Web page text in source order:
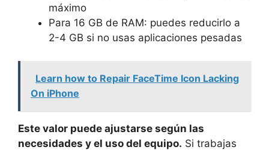
máximo
Para 16 GB de RAM: puedes reducirlo a
2-4 GB si no usas aplicaciones pesadas
Learn how to Repair FaceTime Icon Lacking
On iPhone
Este valor puede ajustarse según las
necesidades y el uso del equipo. Si trabajas